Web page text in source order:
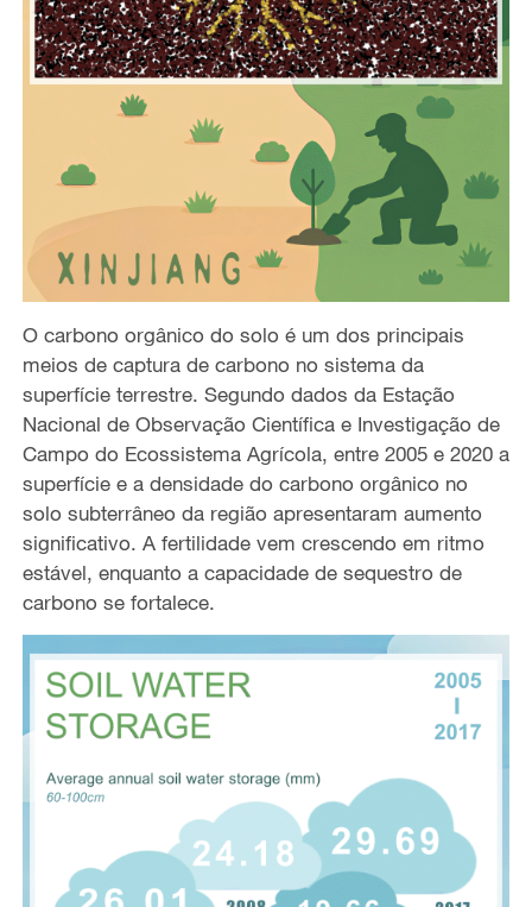
O carbono orgânico do solo é um dos principais
meios de captura de carbono no sistema da
superfície terrestre. Segundo dados da Estação
Nacional de Observação Científica e Investigação de
Campo do Ecossistema Agrícola, entre 2005 e 2020 a
superfície e a densidade do carbono orgânico no
solo subterrâneo da região apresentaram aumento
significativo. A fertilidade vem crescendo em ritmo
estável, enquanto a capacidade de sequestro de
carbono se fortalece.